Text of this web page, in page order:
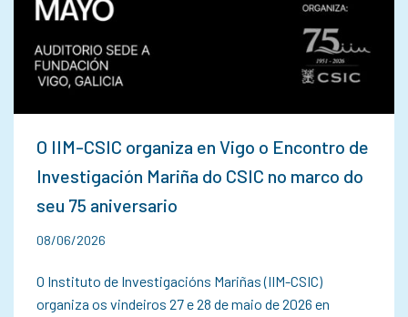
O IIM-CSIC organiza en Vigo o Encontro de
Investigación Mariña do CSIC no marco do
seu 75 aniversario
08/06/2026
O Instituto de Investigacións Mariñas (IIM-CSIC)
organiza os vindeiros 27 e 28 de maio de 2026 en